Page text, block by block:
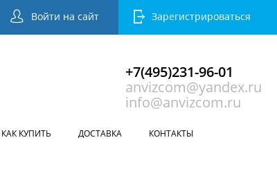
Войти на сайт Зарегистрироваться
КАК КУПИТЬ ДОСТАВКА КОНТАКТЫ
+7(495)231-96-01
anvizcom@yandex.ru
info@anvizcom.ru